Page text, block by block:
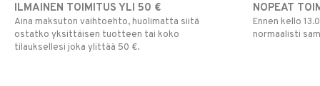
ILMAINEN TOIMITUS YLI 50 €
Aina maksuton vaihtoehto, huolimatta siitä
ostatko yksittäisen tuotteen tai koko
tilauksellesi joka ylittää 50 €.
NOPEAT
Ennen kello
normaalisti